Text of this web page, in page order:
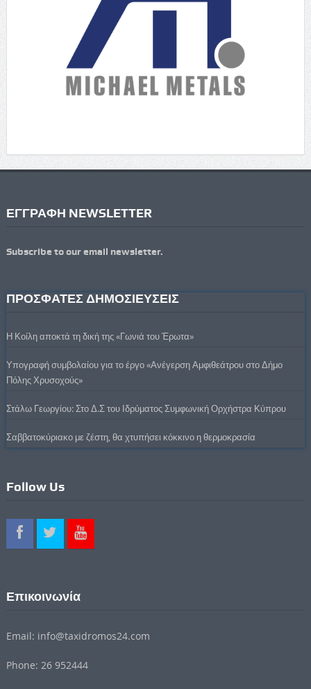
ΕΓΓΡΑΦΗ NEWSLETTER
Subscribe to our email newsletter.
ΠΡΟΣΦΑΤΕΣ ΔΗΜΟΣΙΕΥΣΕΙΣ
Η Κοίλη αποκτά τη δική της «Γωνιά του Έρωτα»
Υπογραφή συμβολαίου για το έργο «Ανέγερση Αμφιθεάτρου στο Δήμο
Πόλης Χρυσοχούς»
Στάλω Γεωργίου: Στο Δ.Σ του Ιδρύματος Συμφωνική Ορχήστρα Κύπρου
Σαββατοκύριακο με ζέστη, θα χτυπήσει κόκκινο η θερμοκρασία
Follow Us
Επικοινωνία
Email: info@taxidromos24.com
Phone: 26 952444